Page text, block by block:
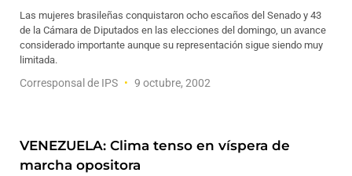
Las mujeres brasileñas conquistaron ocho escaños del Senado y 43
de la Cámara de Diputados en las elecciones del domingo, un avance
considerado importante aunque su representación sigue siendo muy
limitada.
Corresponsal de IPS 9 octubre, 2002
VENEZUELA: Clima tenso en víspera de
marcha opositora